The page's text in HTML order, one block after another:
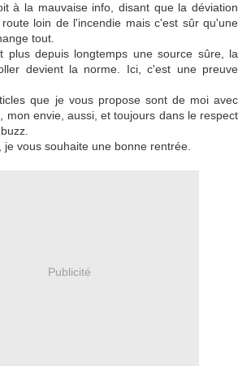
à la mauvaise info, disant que la déviation
loin de l'incendie mais c'est sûr qu'une
tout.
plus depuis longtemps une source sûre, la
devient la norme. Ici, c'est une preuve
que je vous propose sont de moi avec
mon envie, aussi, et toujours dans le respect
vous souhaite une bonne rentrée.
Publicité